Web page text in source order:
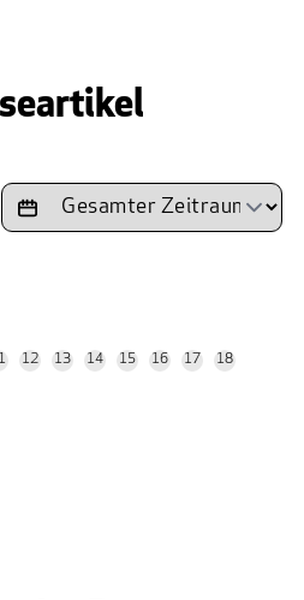
12 13 14 15 16 17 18